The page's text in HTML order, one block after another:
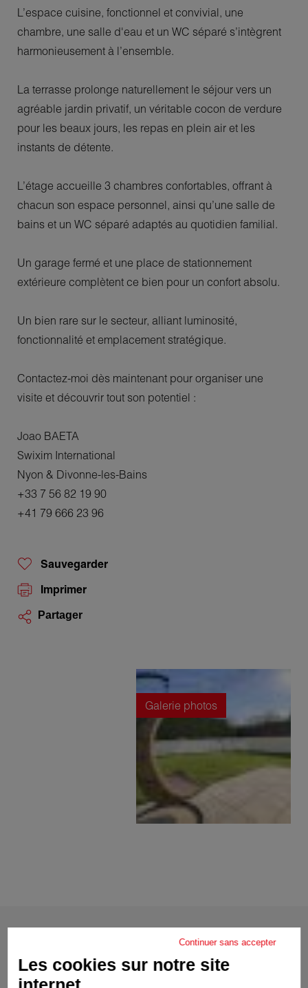
L’espace cuisine, fonctionnel et convivial, une
chambre, une salle d'eau et un WC séparé s’intègrent
harmonieusement à l’ensemble.
La terrasse prolonge naturellement le séjour vers un
agréable jardin privatif, un véritable cocon de verdure
pour les beaux jours, les repas en plein air et les
instants de détente.
L’étage accueille 3 chambres confortables, offrant à
chacun son espace personnel, ainsi qu’une salle de
bains et un WC séparé adaptés au quotidien familial.
Un garage fermé et une place de stationnement
extérieure complètent ce bien pour un confort absolu.
Un bien rare sur le secteur, alliant luminosité,
fonctionnalité et emplacement stratégique.
Contactez-moi dès maintenant pour organiser une
visite et découvrir tout son potentiel :
Joao BAETA
Swixim International
Nyon & Divonne-les-Bains
+33 7 56 82 19 90
+41 79 666 23 96
Sauvegarder
Imprimer
Partager
Galerie photos
Prix
Continuer sans accepter
Les cookies sur notre site